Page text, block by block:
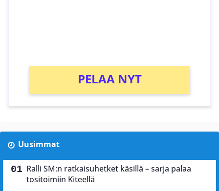
PELAA NYT
Uusimmat
Ralli SM:n ratkaisuhetket käsillä – sarja palaa
tositoimiin Kiteellä